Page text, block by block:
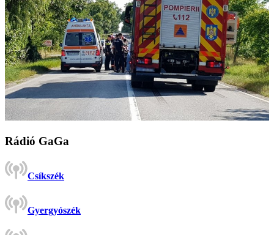
Rádió GaGa
Csíkszék
Gyergyószék